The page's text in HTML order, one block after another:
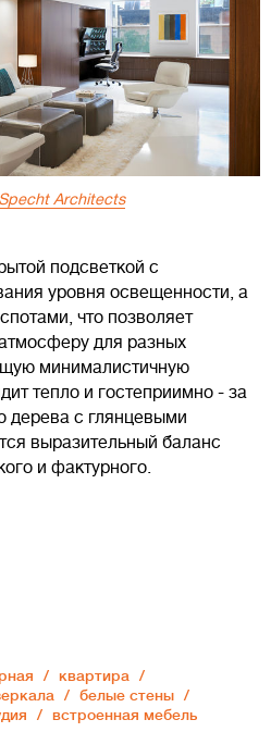
Specht Architects
подсветкой с
уровня освещенности, а
что позволяет
для разных
минималистичную
тепло и гостеприимно - за
дерева с глянцевыми
выразительный баланс
и фактурного.
квартира
белые стены
встроенная мебель